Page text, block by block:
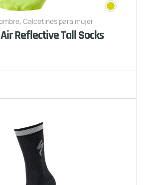
, Calcetines para mujer
Reflective Tall Socks